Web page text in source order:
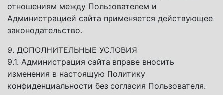
отношениям между Пользователем и
Администрацией сайта применяется действующее
законодательство.
9. ДОПОЛНИТЕЛЬНЫЕ УСЛОВИЯ
9.1. Администрация сайта вправе вносить
изменения в настоящую Политику
конфиденциальности без согласия Пользователя.